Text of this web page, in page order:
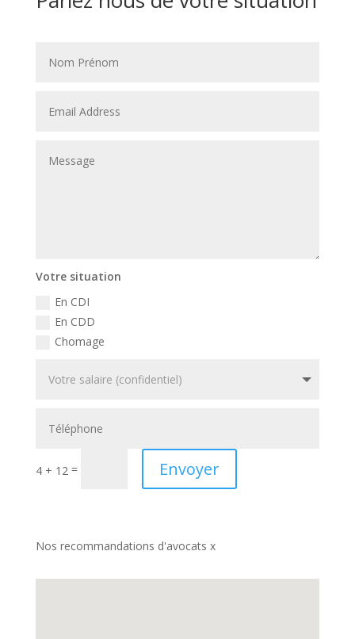
Votre situation
En CDI
En CDD
Chomage
4 + 12 = Envoyer
Nos recommandations d'avocats x